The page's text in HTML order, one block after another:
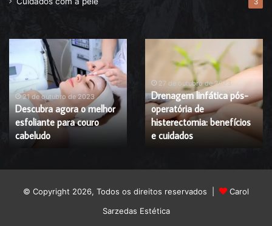
3
Descubra
o
melhor
esfoliante
para
couro
cabeludo
21 de outubro de 2023
Descubra agora o melhor
esfoliante para couro
cabeludo
Drenagem
operatória
de
histerectomia:
benefícios
27 de outubro de 2023
Drenagem linfática pós-
operatória de
histerectomia: benefícios
e cuidados
© Copyright 2026, Todos os direitos reservados |
Carol
Sarzedas Estética